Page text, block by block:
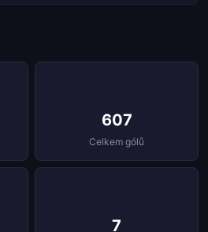
607
Celkem gólů
7